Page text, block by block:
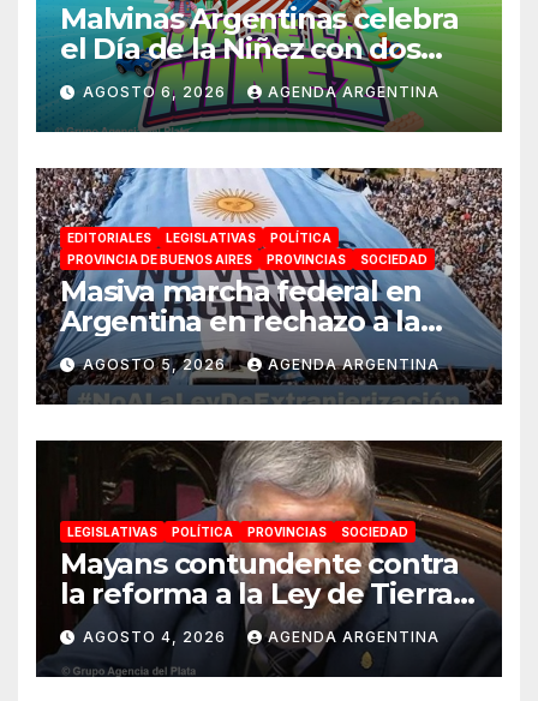
Malvinas Argentinas celebra
el Día de la Niñez con dos
jornadas de juegos,
espectáculos y actividades
para toda la familia
AGOSTO 6, 2026 AGENDA ARGENTINA
EDITORIALES LEGISLATIVAS
POLÍTICA
PROVINCIA DE BUENOS AIRES
PROVINCIAS SOCIEDAD
Masiva marcha federal en
Argentina en rechazo a la
reforma de la Ley de Tierras
impulsada por Milei: «La
soberanía no se negocia»
AGOSTO 5, 2026 AGENDA ARGENTINA
LEGISLATIVAS POLÍTICA PROVINCIAS SOCIEDAD
Mayans contundente contra
la reforma a la Ley de Tierras:
«Esta ley vende el país»
AGOSTO 4, 2026 AGENDA ARGENTINA